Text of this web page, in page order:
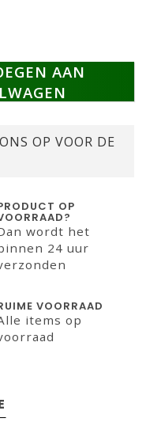
AAN
OP VOOR DE
OP
wordt het
24 uur
VOORRAAD
items op